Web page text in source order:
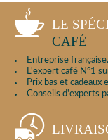
LE
CAFÉ
Entreprise française.
L'expert café N°1
Prix bas et cadeaux
Conseils d'experts